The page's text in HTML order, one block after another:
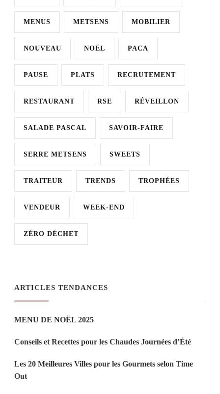
MENUS METSENS MOBILIER
NOUVEAU NOËL PACA
PAUSE PLATS RECRUTEMENT
RESTAURANT RSE RÉVEILLON
SALADE PASCAL SAVOIR-FAIRE
SERRE METSENS SWEETS
TRAITEUR TRENDS TROPHÉES
VENDEUR WEEK-END
ZÉRO DÉCHET
ARTICLES TENDANCES
MENU DE NOËL 2025
Conseils et Recettes pour les Chaudes Journées d’Été
Les 20 Meilleures Villes pour les Gourmets selon Time
Out